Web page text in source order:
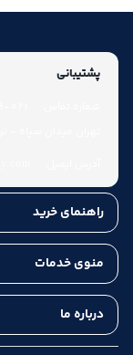
پشتیبانی
راهنمای خرید
منوی خدمات
درباره ما